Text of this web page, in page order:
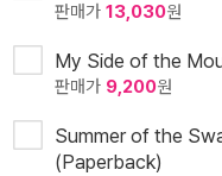
판매가 13,030원
My Side of the
판매가 9,200원
Summer of the
(Paperback)